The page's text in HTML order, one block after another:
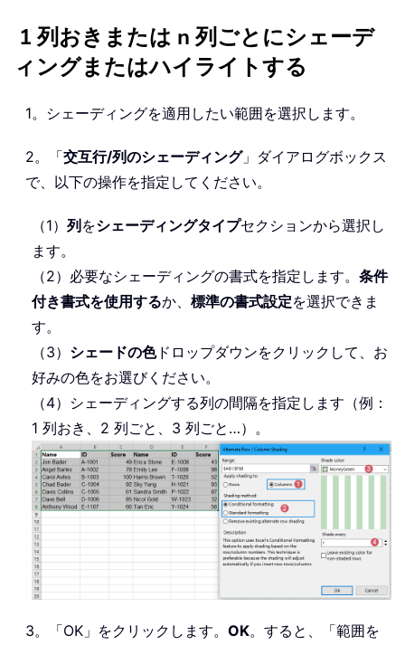
1 列おきまたは n 列ごとにシェーデ
ィングまたはハイライトする
1。シェーディングを適用したい範囲を選択します。
2。「交互行/列のシェーディング」ダイアログボックス
で、以下の操作を指定してください。
（1） 列 をシェーディングタイプセクションから選択し
ます。
（2）必要なシェーディングの書式を指定します。 条件
付き書式を使用するか、 標準の書式設定を選択できま
す。
（3） シェードの色ドロップダウンをクリックして、お
好みの色をお選びください。
（4）シェーディングする列の間隔を指定します（例：
1 列おき、2 列ごと、3 列ごと…）。
3。「OK」をクリックします。 OK。すると、「範囲を